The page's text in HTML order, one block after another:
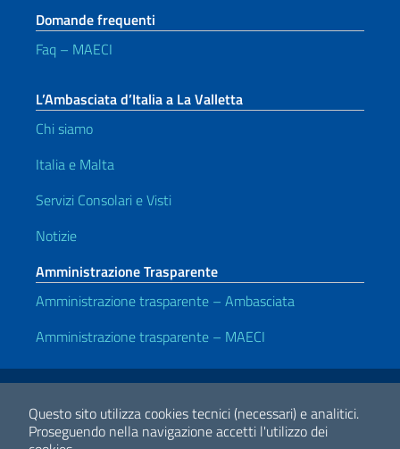
Questo sito utilizza cookies tecnici (necessari) e analitici.
Proseguendo nella navigazione accetti l'utilizzo dei
Domande frequenti
Faq – MAECI
L’Ambasciata d’Italia a La Valletta
Chi siamo
Italia e Malta
Servizi Consolari e Visti
Notizie
Amministrazione Trasparente
Amministrazione trasparente – Ambasciata
Amministrazione trasparente – MAECI
Link Utili